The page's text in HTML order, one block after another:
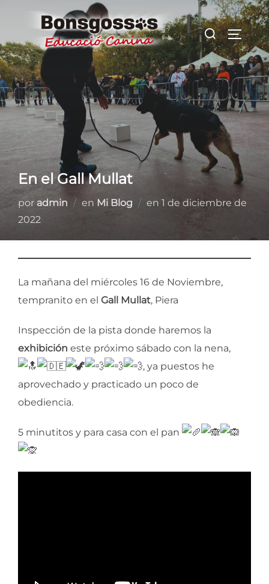
contenido
Buscar:
En el Gall Mullat
por admin en Mi Blog en Publicado
1 de diciembre de
2022
La mañana del miércoles 16 de Noviembre,
tempranito en el Gall Mullat, Piera
Inspección de la pista donde haremos la
exhibición este próximo sábado con la nena,
, ya puestos he
aprovechado y practicado un poco de
obediencia.
5 minutitos y para casa con el pan